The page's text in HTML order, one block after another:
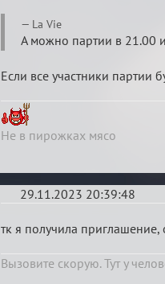
Re:
Итоговый
турнир
2024
La Vie
А можно партии в 21.00
Если все участники партии
Не в пирожках мясо
29.11.2023 20:39:48
Re:
индивидуальный
тк я получила приглашение,
Вызовите скорую. Тут у